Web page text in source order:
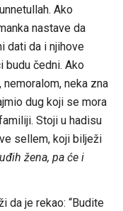
Ako
nastave da
dati da i njihove
budu čedni. Ako
neka zna
dug koji se mora
Stoji u hadisu
sellem, koji bilježi
žena, pa će i
da je rekao: “Budite